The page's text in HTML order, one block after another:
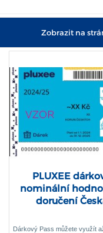
Zobrazit na
PLUXEE
nominální
doručení
Dárkový Pass můžete využít